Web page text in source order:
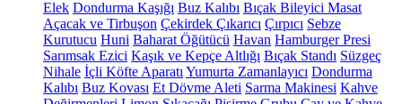
Elek Dondurma Kaşığı Buz Kalıbı Bıçak Bileyici Masat
Açacak ve Tirbuşon Çekirdek Çıkarıcı Çırpıcı Sebze
Kurutucu Huni Baharat Öğütücü Havan Hamburger Presi
Sarımsak Ezici Kaşık ve Kepçe Altlığı Bıçak Standı Süzgeç
Nihale İçli Köfte Aparatı Yumurta Zamanlayıcı Dondurma
Kalıbı Buz Kovası Et Dövme Aleti Sarma Makinesi Kahve